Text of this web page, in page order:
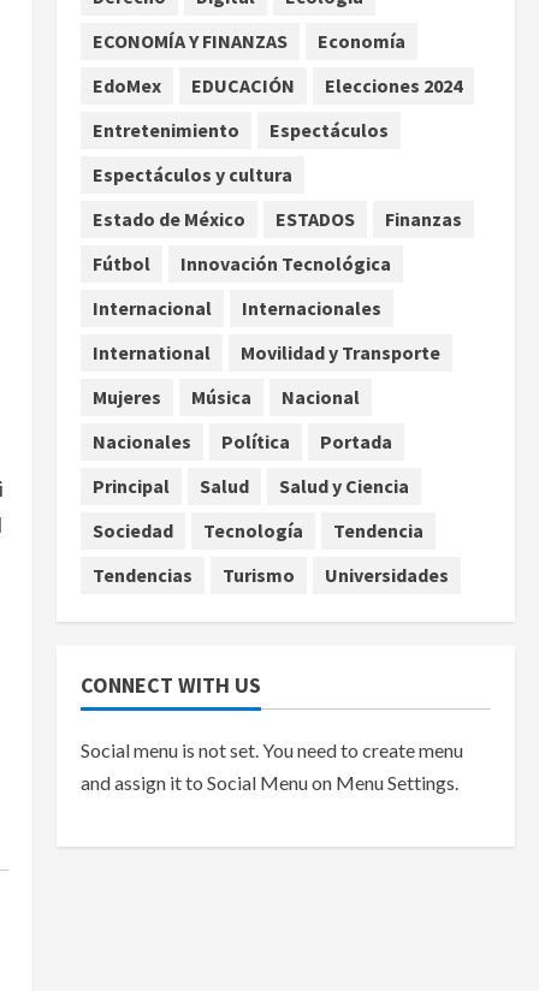
Internacional Portada
Desplome de la IA arrastra a
Street
agosto 7, 2026
4
Estudio en Science vincula el
consumo de fruta ancestral
humano
agosto 7, 2026
Internacional
EE.UU. amplía revisión de
de periodistas y ciertos
Canadá
agosto 7, 2026
ECONOMÍA Y FINANZAS
Economía
EdoMex
EDUCACIÓN
Elecciones 2024
Entretenimiento
Espectáculos
Espectáculos y cultura
Estado de México
ESTADOS
Finanzas
Fútbol
Innovación Tecnológica
Internacional
Internacionales
International
Movilidad y Transporte
Mujeres
Música
Nacional
Nacionales
Política
Portada
Principal
Salud
Salud y Ciencia
Sociedad
Tecnología
Tendencia
Tendencias
Turismo Universidades
CONNECT WITH US
Social menu is not set. You need to create menu
and assign it to Social Menu on Menu Settings.